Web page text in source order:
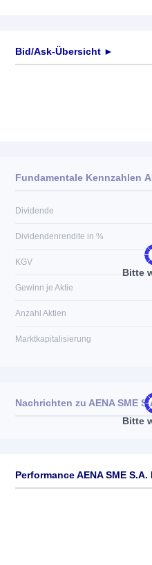
Bid/Ask-Übersicht ►
Bitte
Fundamentale Kennzahlen
Dividende
Dividendenrendite in %
KGV
Gewinn je Aktie
Anzahl Aktien
Marktkapitalisierung
Bitte
Nachrichten zu AENA SME
Performance AENA SME S.A.